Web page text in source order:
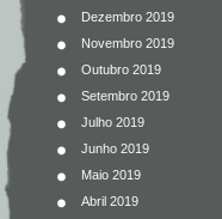
Dezembro 2019
Novembro 2019
Outubro 2019
Setembro 2019
Julho 2019
Junho 2019
Maio 2019
Abril 2019